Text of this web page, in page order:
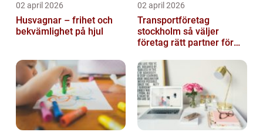
02 april 2026
Husvagnar – frihet och
bekvämlighet på hjul
02 april 2026
Transportföretag
stockholm så väljer
företag rätt partner för